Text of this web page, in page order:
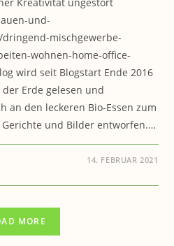
und-
mischgewerbe-
wohnen-home-office-
wird seit Blogstart Ende 2016
Erde gelesen und
an den leckeren Bio-Essen zum
und Bilder entworfen.…
14. FEBRUAR 2021
MORE